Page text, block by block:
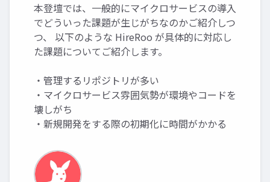
本登壇では、一般的にマイクロサービスの導入
でどういった課題が生じがちなのかご紹介しつ
つ、 以下のような HireRoo が具体的に対応し
た課題についてご紹介します。
・管理するリポジトリが多い
・マイクロサービス雰囲気勢が環境やコードを
壊しがち
・新規開発をする際の初期化に時間がかかる